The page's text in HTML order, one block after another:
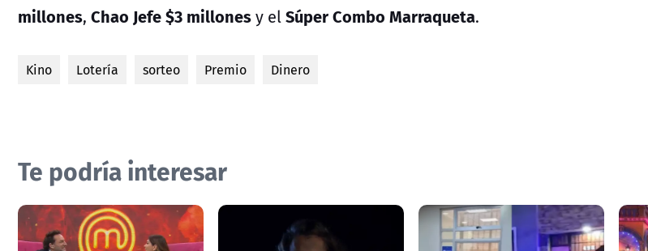
millones, Chao Jefe $3 millonesy elSúper Combo Marraqueta.
Kino Lotería sorteo Premio Dinero
Te podría interesar